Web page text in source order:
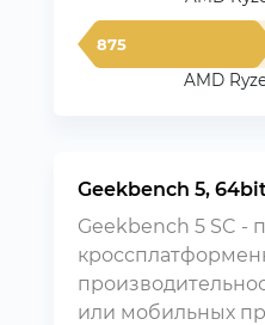
875
AMD
Geekbench 5,
Geekbench 5 SC -
или мобильных